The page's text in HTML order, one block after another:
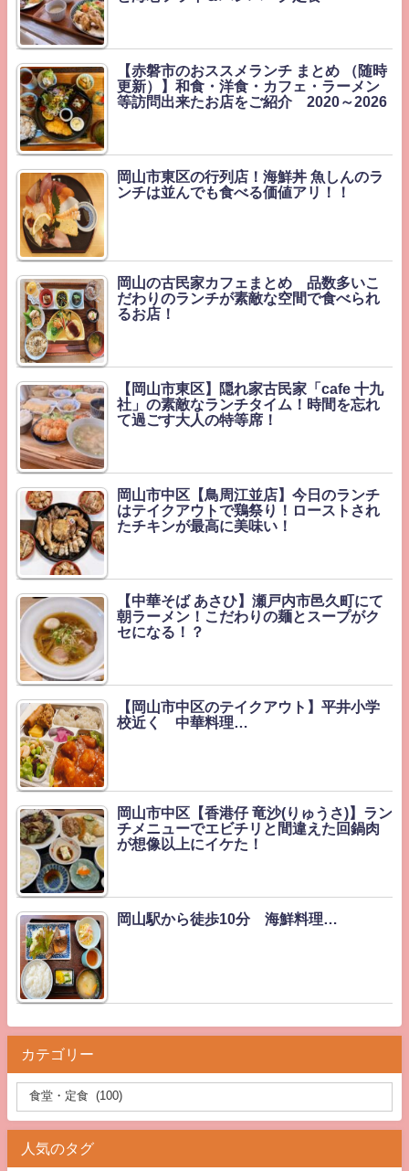
【赤磐市のおススメランチ まとめ （随時
更新）】和食・洋食・カフェ・ラーメン
等訪問出来たお店をご紹介 2020～2026
岡山市東区の行列店！海鮮丼 魚しんのラ
ンチは並んでも食べる価値アリ！！
岡山の古民家カフェまとめ 品数多いこ
だわりのランチが素敵な空間で食べられ
るお店！
【岡山市東区】隠れ家古民家「cafe 十九
社」の素敵なランチタイム！時間を忘れ
て過ごす大人の特等席！
岡山市中区【鳥周江並店】今日のランチ
はテイクアウトで鶏祭り！ローストされ
たチキンが最高に美味い！
【中華そば あさひ】瀬戸内市邑久町にて
朝ラーメン！こだわりの麺とスープがク
セになる！？
【岡山市中区のテイクアウト】平井小学
校近く 中華料理…
岡山市中区【香港仔 竜沙(りゅうさ)】ラン
チメニューでエビチリと間違えた回鍋肉
が想像以上にイケた！
岡山駅から徒歩10分 海鮮料理…
カテゴリー
人気のタグ